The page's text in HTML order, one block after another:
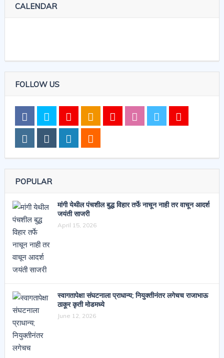
CALENDAR
FOLLOW US
POPULAR
मांगी येथील पंचशील बुद्ध विहार तर्फे नाचून नाही तर वाचून आदर्श
जयंती साजरी
April 15, 2026
स्वागतापेक्षा संघटनाला प्राधान्य; नियुक्तीनंतर लगेचच राजाभाऊ
ठाकूर कृती मोडमध्ये
June 12, 2026